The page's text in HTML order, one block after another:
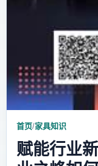
首页/家具知识
赋能行业新